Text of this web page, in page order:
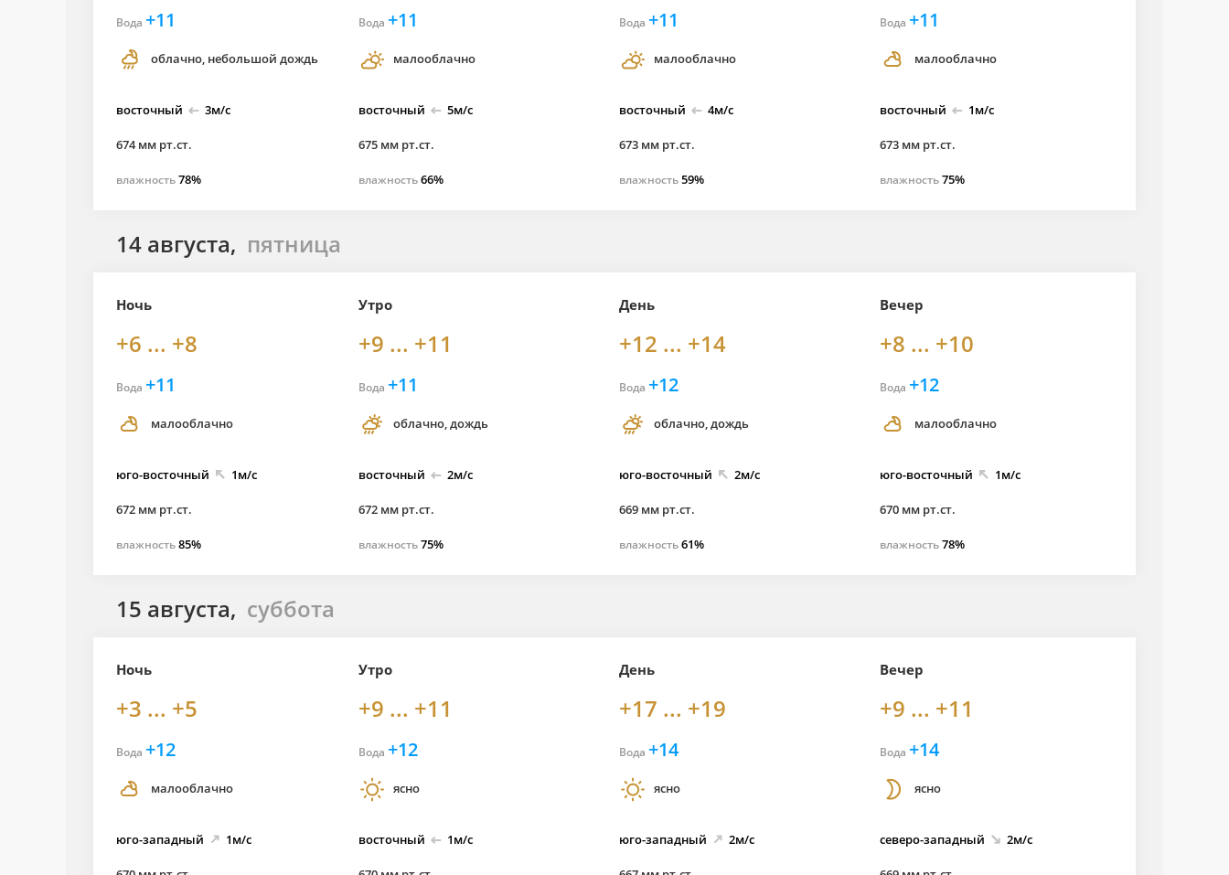
Вода +11
облачно, небольшой дождь
восточный 3м/с
674 мм рт.ст.
влажность78%
Вода +11
малооблачно
восточный 5м/с
675 мм рт.ст.
влажность66%
Вода +11
малооблачно
восточный 4м/с
673 мм рт.ст.
влажность59%
Вода +11
малооблачно
восточный 1м/с
673 мм рт.ст.
влажность75%
14 августа, пятница
Ночь
+6 ... +8
Вода +11
малооблачно
юго-восточный 1м/с
672 мм рт.ст.
влажность85%
Утро
+9 ... +11
Вода +11
облачно, дождь
восточный 2м/с
672 мм рт.ст.
влажность75%
День
+12 ... +14
Вода +12
облачно, дождь
юго-восточный 2м/с
669 мм рт.ст.
влажность61%
Вечер
+8 ... +10
Вода +12
малооблачно
юго-восточный 1м/с
670 мм рт.ст.
влажность78%
15 августа, суббота
Ночь
+3 ... +5
Вода +12
малооблачно
юго-западный 1м/с
Утро
+9 ... +11
Вода +12
ясно
восточный 1м/с
День
+17 ... +19
Вода +14
ясно
юго-западный 2м/с
Вечер
+9 ... +11
Вода +14
ясно
северо-западный 2м/с